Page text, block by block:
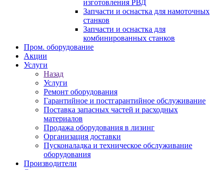
изготовления РВД
Запчасти и оснастка для намоточных
станков
Запчасти и оснастка для
комбинированных станков
Пром. оборудование
Акции
Услуги
Назад
Услуги
Ремонт оборудования
Гарантийное и постгарантийное обслуживание
Поставка запасных частей и расходных
материалов
Продажа оборудования в лизинг
Организация доставки
Пусконаладка и техническое обслуживание
оборудования
Производители